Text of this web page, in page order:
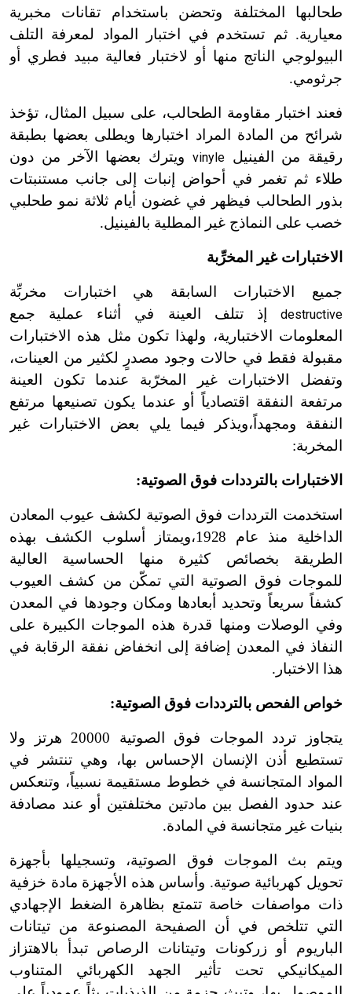
طحالبها المختلفة وتحضن باستخدام تقانات مخبرية
معيارية. ثم تستخدم في اختبار المواد لمعرفة التلف
البيولوجي الناتج منها أو لاختبار فعالية مبيد فطري أو
جرثومي.
فعند اختبار مقاومة الطحالب، على سبيل المثال، تؤخذ
شرائح من المادة المراد اختبارها ويطلى بعضها بطبقة
رقيقة من الفينيلvinyle ويترك بعضها الآخر من دون
طلاء ثم تغمر في أحواض إنبات إلى جانب مستنبتات
بذور الطحالب فيظهر في غضون أيام ثلاثة نمو طحلبي
خصب على النماذج غير المطلية بالفينيل.
الاختبارات غير المخرِّبة
جميع الاختبارات السابقة هي اختبارات مخربِّة
destructive إذ تتلف العينة في أثناء عملية جمع
المعلومات الاختبارية، ولهذا تكون مثل هذه الاختبارات
مقبولة فقط في حالات وجود مصدرٍ لكثير من العينات،
وتفضل الاختبارات غير المخرّبة عندما تكون العينة
مرتفعة النفقة اقتصادياً أو عندما يكون تصنيعها مرتفع
النفقة ومجهداً،ويذكر فيما يلي بعض الاختبارات غير
المخربة:
الاختبارات بالترددات فوق الصوتية:
استخدمت الترددات فوق الصوتية لكشف عيوب المعادن
الداخلية منذ عام 1928،
ويمتاز أسلوب الكشف بهذه
الطريقة بخصائص كثيرة منها الحساسية العالية
للموجات فوق الصوتية التي تمكّن من كشف العيوب
كشفاً سريعاً وتحديد أبعادها ومكان وجودها في المعدن
وفي الوصلات ومنها قدرة هذه الموجات الكبيرة على
النفاذ في المعدن إضافة إلى انخفاض نفقة الرقابة في
هذا الاختبار.
خواص الفحص بالترددات فوق الصوتية:
يتجاوز تردد الموجات فوق الصوتية 20000 هرتز ولا
تستطيع أذن الإنسان الإحساس بها، وهي تنتشر في
المواد المتجانسة في خطوط مستقيمة نسبياً، وتنعكس
عند حدود الفصل بين مادتين مختلفتين أو عند مصادفة
بنيات غير متجانسة في المادة.
ويتم بث الموجات فوق الصوتية، وتسجيلها بأجهزة
تحويل كهربائية صوتية. وأساس هذه الأجهزة مادة خزفية
ذات مواصفات خاصة تتمتع بظاهرة الضغط الإجهادي
التي تتلخص في أن الصفيحة المصنوعة من تيتانات
الباريوم أو زركونات وتيتانات الرصاص تبدأ بالاهتزاز
الميكانيكي تحت تأثير الجهد الكهربائي المتناوب